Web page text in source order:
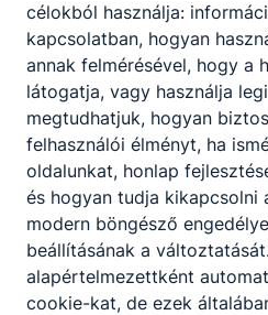
célokból használja:
kapcsolatban, hogyan
annak felmérésével, hogy a
látogatja, vagy használja
megtudhatjuk, hogyan
felhasználói élményt, ha
oldalunkat, honlap
és hogyan tudja kikapcsolni
modern böngésző
beállításának a
alapértelmezettként
cookie-kat, de ezek